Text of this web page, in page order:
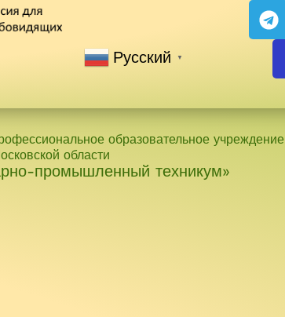
Русский ▼
T
e
l
r
m
образовательное учреждение
области
промышленный техникум»